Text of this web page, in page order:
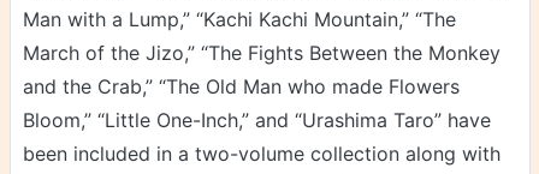
Man with a Lump,” “Kachi Kachi Mountain,” “The
March of the Jizo,” “The Fights Between the Monkey
and the Crab,” “The Old Man who made Flowers
Bloom,” “Little One-Inch,” and “Urashima Taro” have
been included in a two-volume collection along with